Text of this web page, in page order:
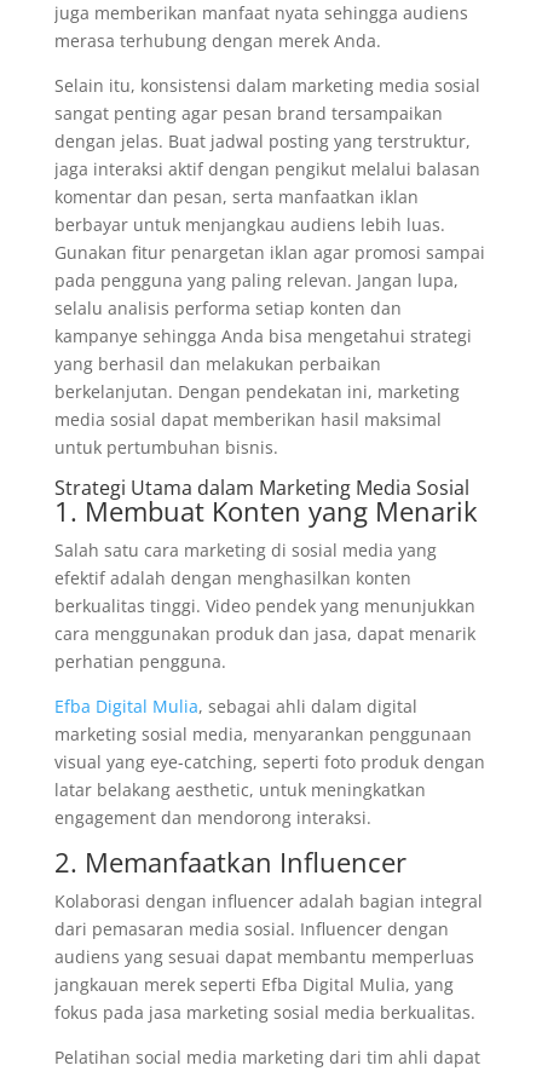
juga memberikan manfaat nyata sehingga audiens
merasa terhubung dengan merek Anda.
Selain itu, konsistensi dalam marketing media sosial
sangat penting agar pesan brand tersampaikan
dengan jelas. Buat jadwal posting yang terstruktur,
jaga interaksi aktif dengan pengikut melalui balasan
komentar dan pesan, serta manfaatkan iklan
berbayar untuk menjangkau audiens lebih luas.
Gunakan fitur penargetan iklan agar promosi sampai
pada pengguna yang paling relevan. Jangan lupa,
selalu analisis performa setiap konten dan
kampanye sehingga Anda bisa mengetahui strategi
yang berhasil dan melakukan perbaikan
berkelanjutan. Dengan pendekatan ini, marketing
media sosial dapat memberikan hasil maksimal
untuk pertumbuhan bisnis.
Strategi Utama dalam Marketing Media Sosial
1. Membuat Konten yang Menarik
Salah satu cara marketing di sosial media yang
efektif adalah dengan menghasilkan konten
berkualitas tinggi. Video pendek yang menunjukkan
cara menggunakan produk dan jasa, dapat menarik
perhatian pengguna.
Efba Digital Mulia, sebagai ahli dalam digital
marketing sosial media, menyarankan penggunaan
visual yang eye-catching, seperti foto produk dengan
latar belakang aesthetic, untuk meningkatkan
engagement dan mendorong interaksi.
2. Memanfaatkan Influencer
Kolaborasi dengan influencer adalah bagian integral
dari pemasaran media sosial. Influencer dengan
audiens yang sesuai dapat membantu memperluas
jangkauan merek seperti Efba Digital Mulia, yang
fokus pada jasa marketing sosial media berkualitas.
Pelatihan social media marketing dari tim ahli dapat